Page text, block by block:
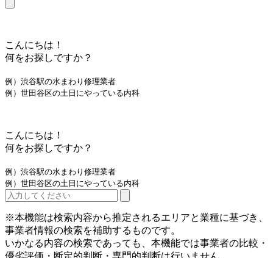
こんにちは！
何をお探しですか？
例）渋谷駅の水まわり修理業者
例）世田谷区の土日にやっている内科
こんにちは！
何をお探しですか？
例）渋谷駅の水まわり修理業者
例）世田谷区の土日にやっている内科
※本機能は検索内容から推定されるエリアと業種に基づき、
事業者情報の検索を補助するものです。
いかなる内容の検索であっても、本機能では事業者の比較・
優劣評価・断定的判断・専門的判断は行いません。